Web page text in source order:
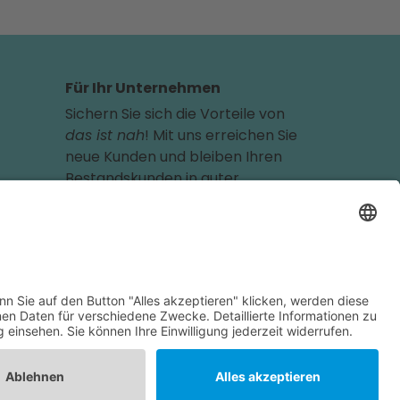
Für Ihr Unternehmen
Sichern Sie sich die Vorteile von
das ist nah! Mit uns erreichen Sie
neue Kunden und bleiben Ihren
Bestandskunden in guter
Jetzt informieren